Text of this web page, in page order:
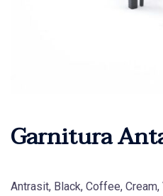
Garnitura
Antrasit, Black, Coffee,